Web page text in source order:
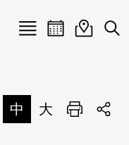
Menu
活動日曆活動地圖
展
中 大 列印